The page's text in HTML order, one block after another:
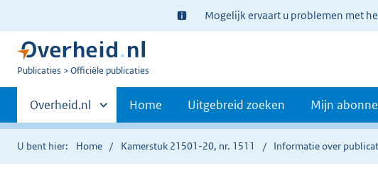
Ter
informatie:
Mogelijk ervaart u problemen met
U
Publicaties Officiële publicaties
Primaire
navigatie
Andere
sites
binnen
Overheid.nl Home Uitgebreid zoeken Mijn
U bent hier: Home Kamerstuk 21501-20, nr. 1511 Informatie over